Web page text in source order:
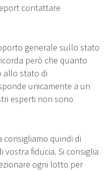
contattare
generale sullo stato
però che quanto
allo stato di
unicamente a un
esperti non sono
consigliamo quindi di
fiducia. Si consiglia
ogni lotto per